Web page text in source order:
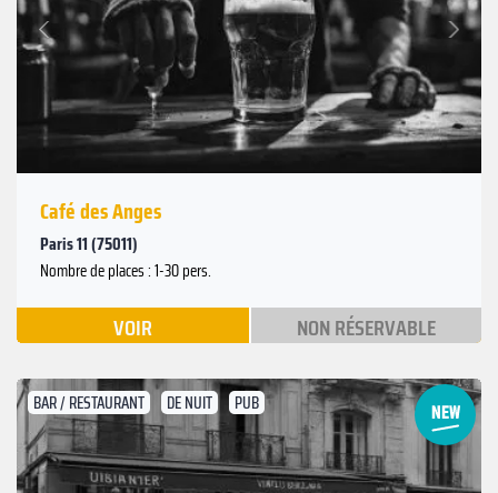
Précédent
Suivant
Café des Anges
Paris 11 (75011)
Nombre de places : 1-30 pers.
VOIR NON RÉSERVABLE
BAR / RESTAURANT DE NUIT PUB